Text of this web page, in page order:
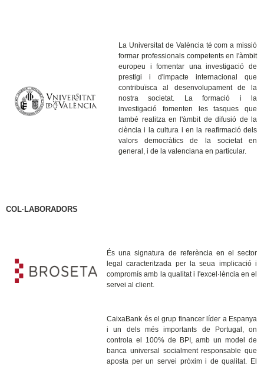
La Universitat de València té com a missió
formar professionals competents en l'àmbit
europeu i fomentar una investigació de
prestigi i d'impacte internacional que
contribuïsca al desenvolupament de la
nostra societat. La formació i la
investigació fomenten les tasques que
també realitza en l'àmbit de difusió de la
ciència i la cultura i en la reafirmació dels
valors democràtics de la societat en
general, i de la valenciana en particular.
COL·LABORADORS
És una signatura de referència en el sector
legal caracteritzada per la seua implicació i
compromís amb la qualitat i l'excel·lència en el
servei al client.
CaixaBank és el grup financer líder a Espanya
i un dels més importants de Portugal, on
controla el 100% de BPI, amb un model de
banca universal socialment responsable que
aposta per un servei pròxim i de qualitat. El